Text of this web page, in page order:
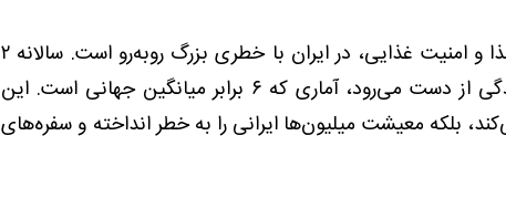
به گزارش خبرنگار ایانا، خاک، پایه اصلی تولید غذا و امنیت غذایی، در ایران با خطری بزرگ روبه‌رو است. سالانه ۲
میلیارد تن خاک به دلیل فرسایش، شوری و آلودگی از دست می‌رود، آماری که ۶ برابر میانگین جهانی است. این
بلکه معیشت میلیون‌ها ایرانی را به خطر انداخته و سفره‌های